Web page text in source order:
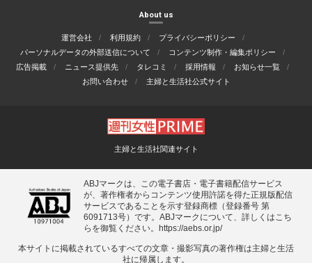
About us
運営会社 利用規約
プライバシーポリシー
パーソナルデータの外部送信について
コンテンツ制作・編集ポリシー
広告掲載
ニュース提供先 タレコミ 採用情報
お知らせ一覧
お問い合わせ
主婦と生活社公式サイト
主婦と生活社関連サイト
ABJマークは、この電子書店・電子書籍配信サービス
が、著作権者からコンテンツ使用許諾を得た正規版配信
サービスであることを示す登録商標（登録番号 第
6091713号）です。ABJマークについて、詳しくはこち
らを御覧ください。
https://aebs.or.jp/
本サイトに掲載されているすべての⽂章・撮影写真の著作権は主婦と⽣活
社に帰属します。